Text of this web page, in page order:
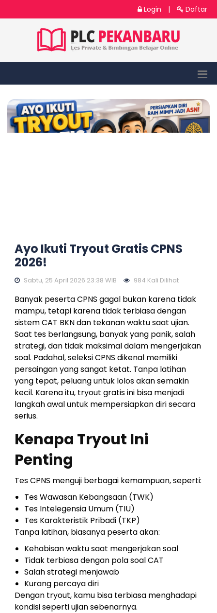
Login | Daftar
Ayo Ikuti Tryout Gratis CPNS
2026!
Sabtu, 25 April 2026 23:38 WIB 984 Kali Dilihat
Banyak peserta CPNS gagal bukan karena tidak
mampu, tetapi karena tidak terbiasa dengan
sistem CAT BKN dan tekanan waktu saat ujian.
Saat tes berlangsung, banyak yang panik, salah
strategi, dan tidak maksimal dalam mengerjakan
soal. Padahal, seleksi CPNS dikenal memiliki
persaingan yang sangat ketat. Tanpa latihan
yang tepat, peluang untuk lolos akan semakin
kecil. Karena itu, tryout gratis ini bisa menjadi
langkah awal untuk mempersiapkan diri secara
serius.
Kenapa Tryout Ini
Penting
Tes CPNS menguji berbagai kemampuan, seperti:
Tes Wawasan Kebangsaan (TWK)
Tes Intelegensia Umum (TIU)
Tes Karakteristik Pribadi (TKP)
Tanpa latihan, biasanya peserta akan:
Kehabisan waktu saat mengerjakan soal
Tidak terbiasa dengan pola soal CAT
Salah strategi menjawab
Kurang percaya diri
Dengan tryout, kamu bisa terbiasa menghadapi
kondisi seperti ujian sebenarnya.